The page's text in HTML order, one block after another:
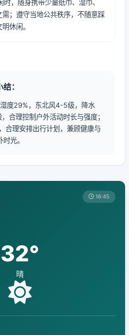
，随身携带少量纸巾、湿巾、
；遵守当地公共秩序，不随意踩
休闲。
：
度29%，东北风4-5级，降水
合理控制户外活动时长与强度；
合理安排出行计划，兼顾健康与
光。
16:45
32°
晴